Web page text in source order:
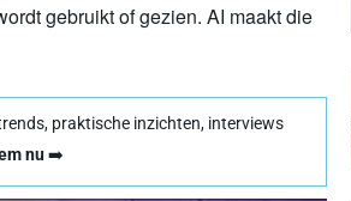
gebruikt of gezien. AI maakt die
praktische inzichten, interviews
nu➡️